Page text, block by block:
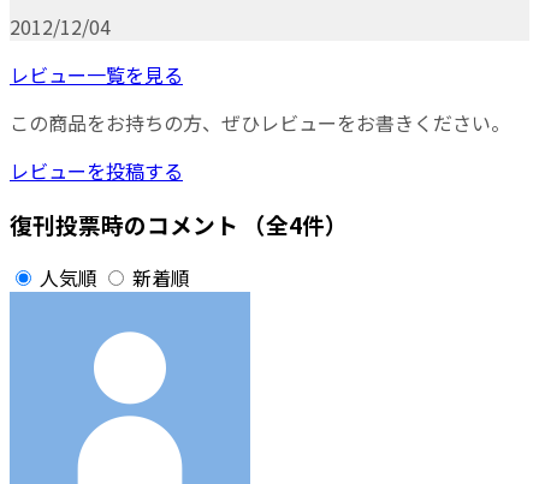
2012/12/04
レビュー一覧を見る
この商品をお持ちの方、ぜひレビューをお書きください。
レビューを投稿する
復刊投票時のコメント （全4件）
人気順 新着順